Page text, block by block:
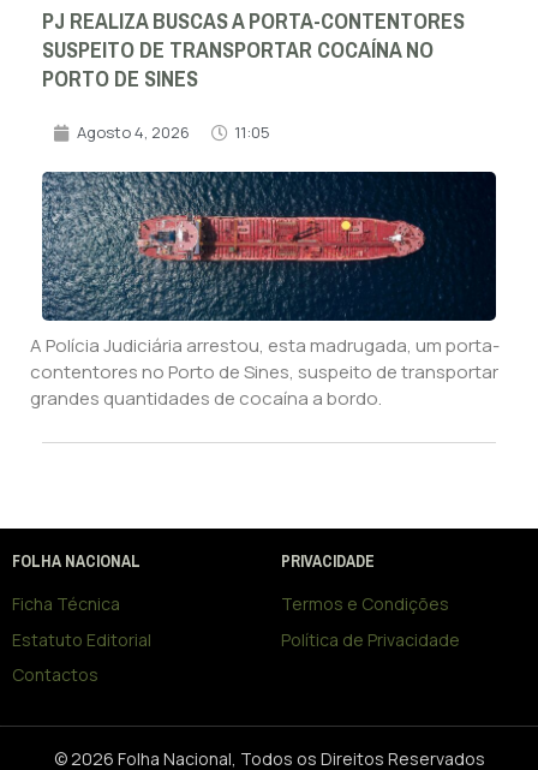
PJ REALIZA BUSCAS A PORTA-CONTENTORES
SUSPEITO DE TRANSPORTAR COCAÍNA NO
PORTO DE SINES
Agosto 4, 2026 11:05
A Polícia Judiciária arrestou, esta madrugada, um porta-
contentores no Porto de Sines, suspeito de transportar
grandes quantidades de cocaína a bordo.
FOLHA NACIONAL
Ficha Técnica
Estatuto Editorial
Contactos
PRIVACIDADE
Termos e Condições
Política de Privacidade
© 2026 Folha Nacional, Todos os Direitos Reservados